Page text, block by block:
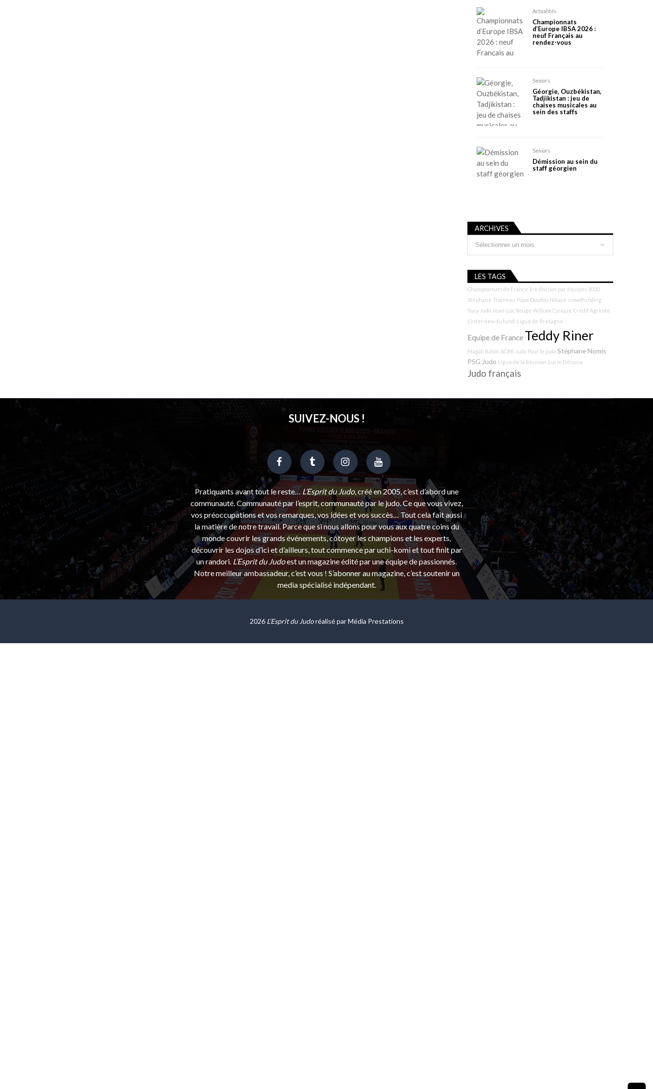
Actualités
Championnats
d’Europe IBSA 2026 :
neuf Français au
rendez-vous
Seniors
Géorgie, Ouzbékistan,
Tadjikistan : jeu de
chaises musicales au
sein des staffs
Seniors
Démission au sein du
staff géorgien
ARCHIVES
LES TAGS
Championnats de France 1re division par équipes 2020
Stéphane Traineau Pape Doudou Ndiaye crowdfunding
Sucy Judo Jean-Luc Rougé William Cysique Crédit Agricole
L'interview du lundi Ligue de Bretagne
Equipe de France Teddy Riner
Magali Baton ACBB Judo Pour le judo Stéphane Nomis
PSG Judo Ligue de la Réunion Lucie Décosse
Judo français
SUIVEZ-NOUS !
Pratiquants avant tout le reste… L’Esprit du Judo, créé en 2005, c’est d’abord une
communauté. Communauté par l’esprit, communauté par le judo. Ce que vous vivez,
vos préoccupations et vos remarques, vos idées et vos succès… Tout cela fait aussi
la matière de notre travail. Parce que si nous allons pour vous aux quatre coins du
monde couvrir les grands événements, côtoyer les champions et les experts,
découvrir les dojos d’ici et d’ailleurs, tout commence par uchi-komi et tout finit par
un randori. L’Esprit du Judoest un magazine édité par une équipe de passionnés.
Notre meilleur ambassadeur, c’est vous ! S’abonner au magazine, c’est soutenir un
media spécialisé indépendant.
2026 L'Esprit du Judoréalisé parMédia Prestations